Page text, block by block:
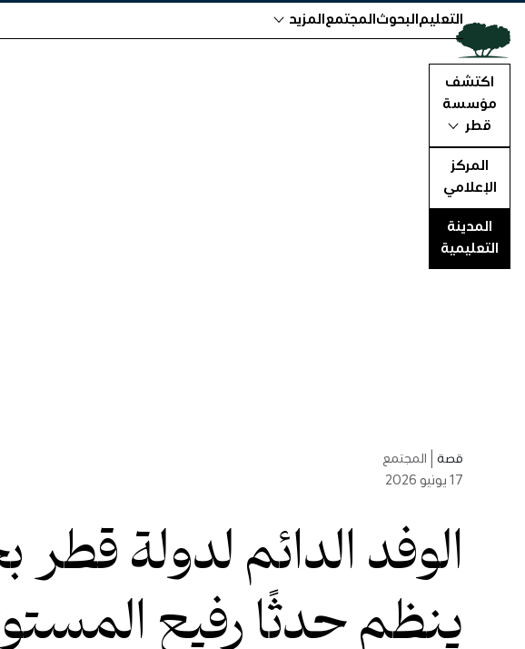
اكتشف
مؤسسة
قطر
المركز
الإعلامي
المدينة
التعليمية
التعليمالبحوثالمجتمعالمزيد
قصة المجتمع
17 يونيو 2026
الوفد الدائم لدولة
ينظم حدثًا رفيع